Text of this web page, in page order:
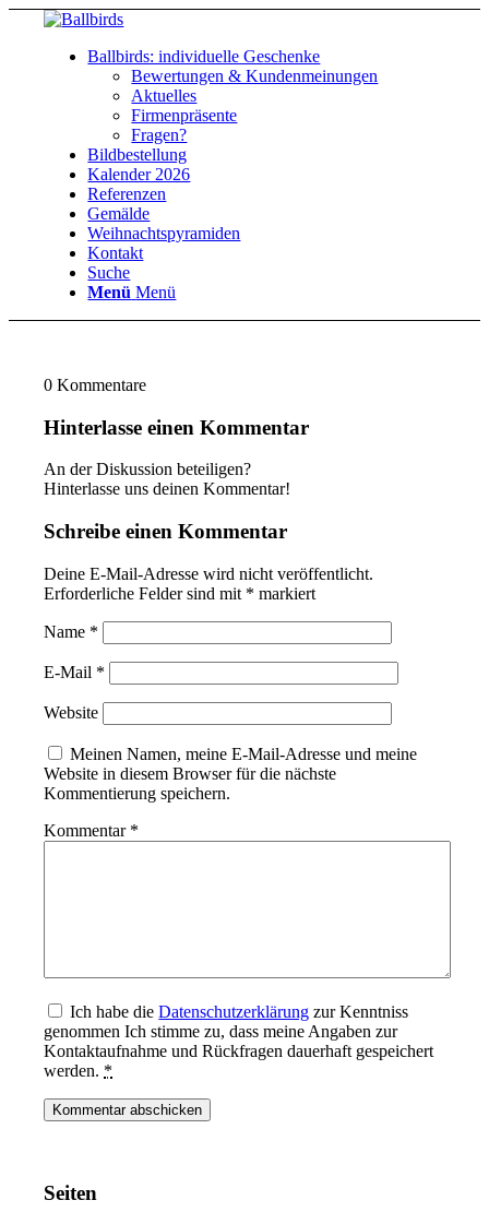
Ballbirds: individuelle Geschenke
Bewertungen & Kundenmeinungen
Aktuelles
Firmenpräsente
Fragen?
Bildbestellung
Kalender 2026
Referenzen
Gemälde
Weihnachtspyramiden
Kontakt
Suche
Menü Menü
0 Kommentare
Hinterlasse einen Kommentar
An der Diskussion beteiligen?
Hinterlasse uns deinen Kommentar!
Schreibe einen Kommentar
Deine E-Mail-Adresse wird nicht veröffentlicht.
Erforderliche Felder sind mit * markiert
Name *
E-Mail *
Website
Meinen Namen, meine E-Mail-Adresse und meine
Website in diesem Browser für die nächste
Kommentierung speichern.
Kommentar *
Ich habe dieDatenschutzerklärung zur Kenntniss
genommen Ich stimme zu, dass meine Angaben zur
Kontaktaufnahme und Rückfragen dauerhaft gespeichert
werden. *
Seiten